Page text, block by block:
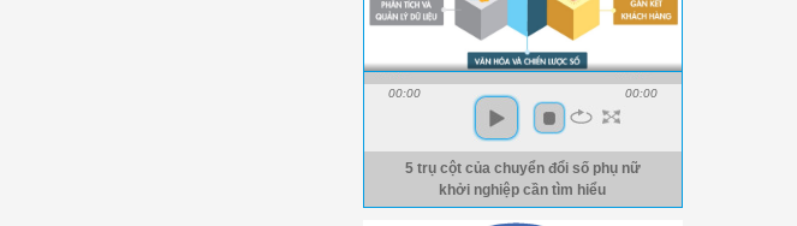
00:00 00:00
5 trụ cột của chuyển đổi số phụ nữ
khởi nghiệp cần tìm hiểu